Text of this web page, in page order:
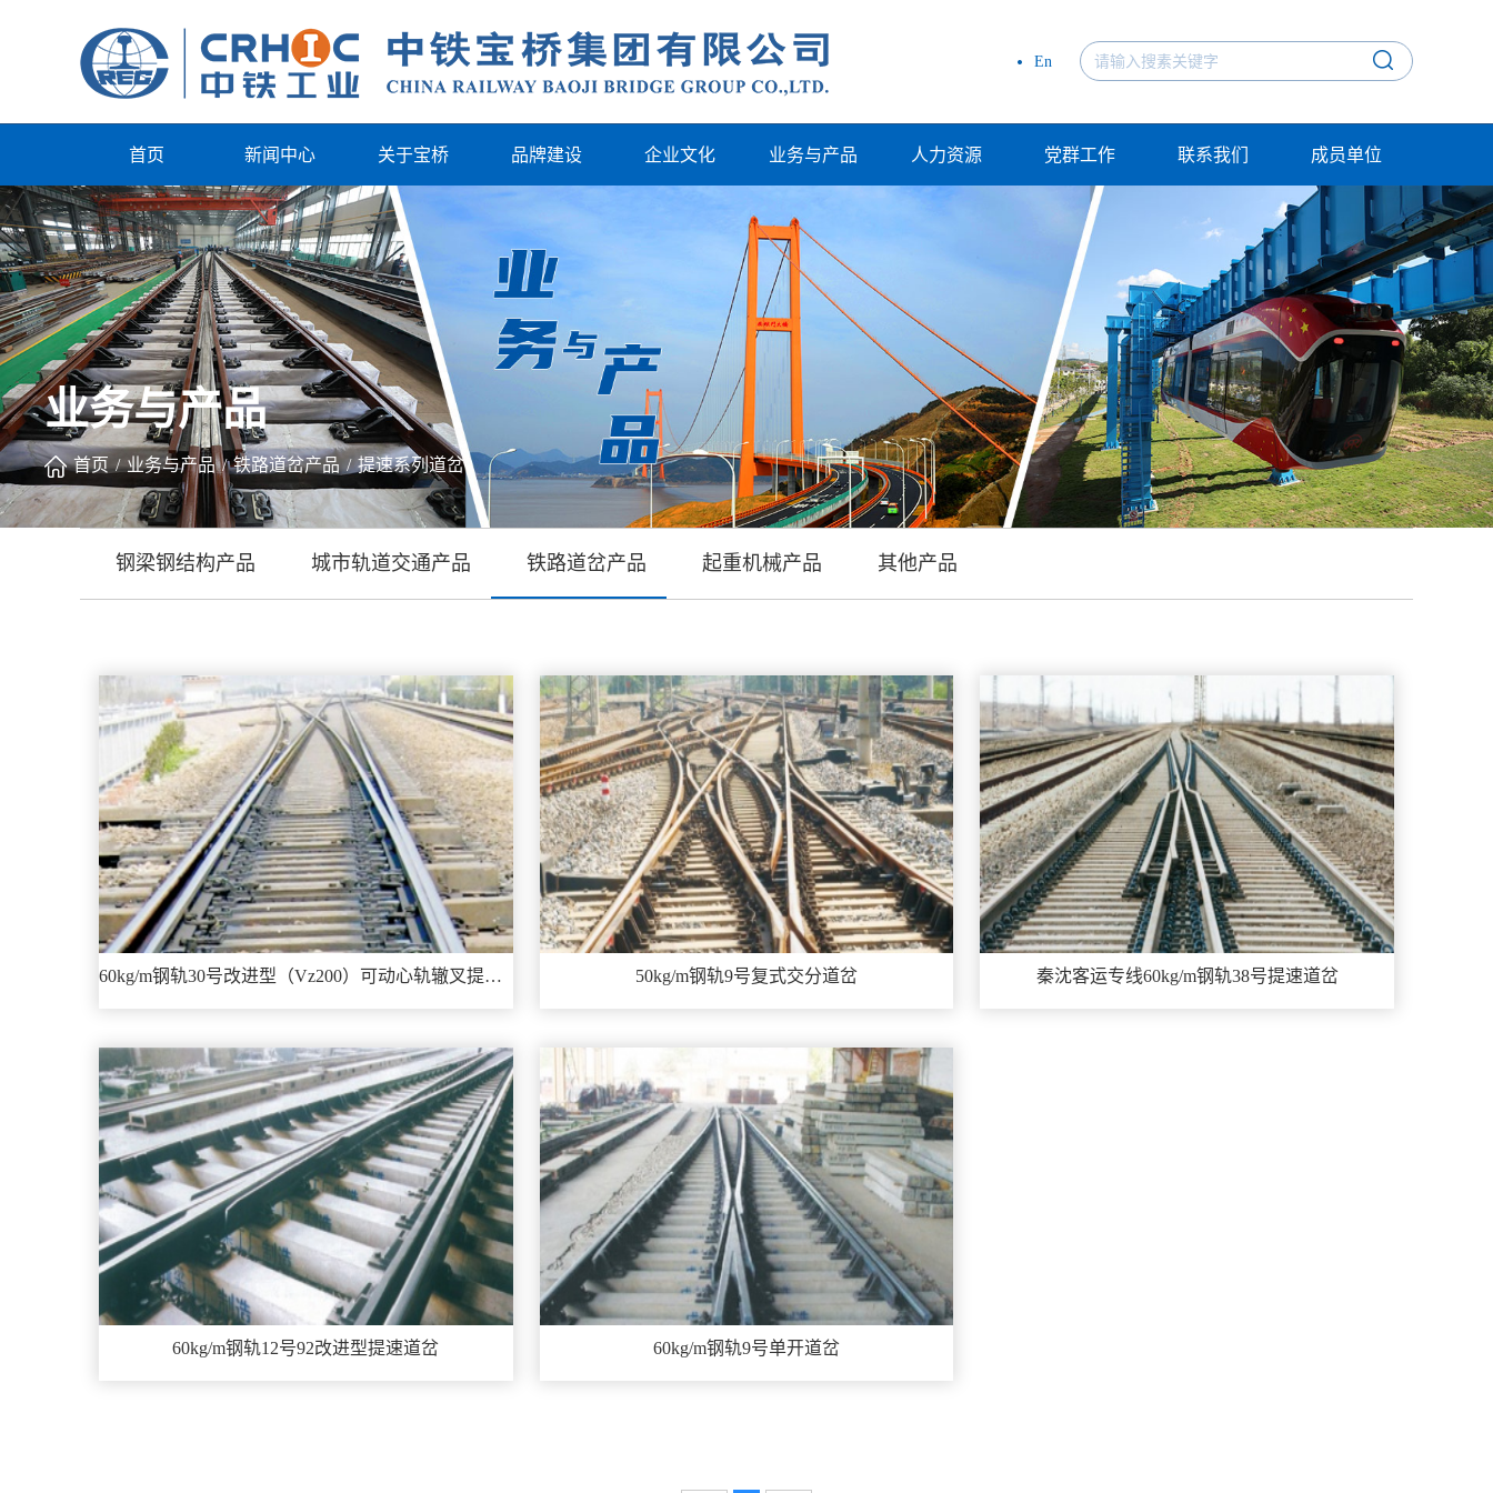
En
首页 新闻中心 关于宝桥 品牌建设 企业文化 业务与产品 人力资源 党群工作 联系我们 成员单位
业务与产品
首页 / 业务与产品 / 铁路道岔产品 / 提速系列道岔
钢梁钢结构产品 城市轨道交通产品 铁路道岔产品 起重机械产品 其他产品
60kg/m钢轨30号改进型（Vz200）可动心轨辙叉提速道... 50kg/m钢轨9号复式交分道岔 秦沈客运专线60kg/m钢轨38号提速道岔
60kg/m钢轨12号92改进型提速道岔 60kg/m钢轨9号单开道岔